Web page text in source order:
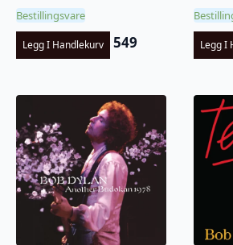
Bestillingsvare
Legg I Handlekurv 549 Legg I